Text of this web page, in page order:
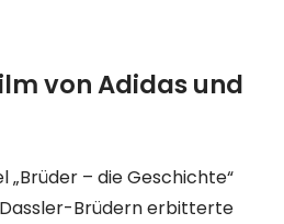
von Adidas und
– die Geschichte“
Brüdern erbitterte